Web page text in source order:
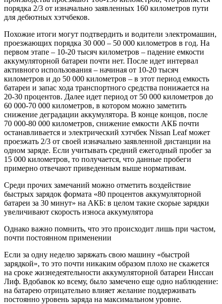
порядка 2/3 от изначально заявленных 160 километров пути
для дебютных хэтчбеков.
Похожие итоги могут подтвердить и водители электромашин,
проезжающих порядка 30 000 – 50 000 километров в год. На
первом этапе – 10-20 тысяч километров – падение емкости
аккумуляторной батареи почти нет. После идет интервал
активного использования – начиная от 10-20 тысяч
километров и до 50 000 километров – в этот период емкость
батареи и запас хода транспортного средства понижается на
20-30 процентов. Далее идет период от 50 000 километров до
60 000-70 000 километров, в котором можно заметить
снижение деградации аккумулятора. В конце концов, после
70 000-80 000 километров, снижение емкости АКБ почти
останавливается и электрический хэтчбек Nissan Leaf может
проезжать 2/3 от своей изначально заявленной дистанции на
одном заряде. Если учитывать средний ежегодный пробег за
15 000 километров, то получается, что данные пробеги
примерно отвечают приведенным выше нормативам.
Среди прочих замечаний можно отметить воздействие
быстрых зарядок формата «80 процентов аккумуляторной
батареи за 30 минут» на АКБ: в целом такие скорые зарядки
увеличивают скорость износа аккумулятора
Однако важно помнить, что это происходит лишь при частом,
почти постоянном применении
Если за одну неделю заряжать свою машину «быстрой
зарядкой», то это почти никаким образом плохо не скажется
на сроке жизнедеятельности аккумуляторной батареи Ниссан
Лиф. Вдобавок ко всему, было замечено еще одно наблюдение:
на батарею отрицательно влияет желание поддерживать
постоянно уровень заряда на максимальном уровне.